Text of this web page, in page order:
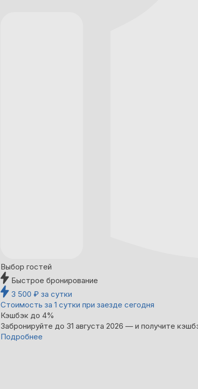
Выбор гостей
Быстрое бронирование
3 500 ₽ за сутки
Стоимость за 1 сутки при заезде сегодня
Кэшбэк до 4%
Забронируйте до 31 августа 2026 — и получите
Подробнее